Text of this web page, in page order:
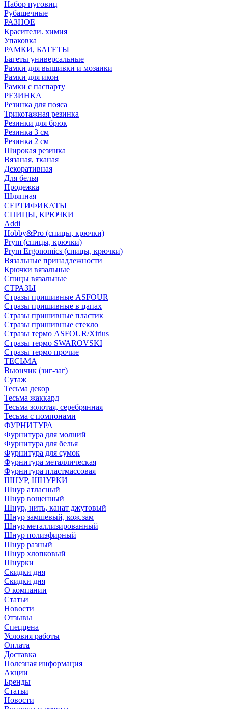
Набор пуговиц
Рубашечные
РАЗНОЕ
Красители. химия
Упаковка
РАМКИ, БАГЕТЫ
Багеты универсальные
Рамки для вышивки и мозаики
Рамки для икон
Рамки с паспарту
РЕЗИНКА
Резинка для пояса
Трикотажная резинка
Резинки для брюк
Резинка 3 см
Резинка 2 см
Широкая резинка
Вязаная, тканая
Декоративная
Для белья
Продежка
Шляпная
СЕРТИФИКАТЫ
СПИЦЫ, КРЮЧКИ
Addi
Hobby&Pro (спицы, крючки)
Prym (спицы, крючки)
Prym Ergonomics (спицы, крючки)
Вязальные принадлежности
Крючки вязальные
Спицы вязальные
СТРАЗЫ
Стразы пришивные ASFOUR
Стразы пришивные в цапах
Стразы пришивные пластик
Стразы пришивные стекло
Стразы термо ASFOUR/Xirius
Стразы термо SWAROVSKI
Стразы термо прочие
ТЕСЬМА
Вьюнчик (зиг-заг)
Сутаж
Тесьма декор
Тесьма жаккард
Тесьма золотая, серебрянная
Тесьма с помпонами
ФУРНИТУРА
Фурнитура для молний
Фурнитура для белья
Фурнитура для сумок
Фурнитура металлическая
Фурнитура пластмассовая
ШНУР, ШНУРКИ
Шнур атласный
Шнур вощенный
Шнур, нить, канат джутовый
Шнур замшевый, кож.зам
Шнур металлизированный
Шнур полиэфирный
Шнур разный
Шнур хлопковый
Шнурки
Скидки дня
Скидки дня
О компании
Статьи
Новости
Отзывы
Спеццена
Условия работы
Оплата
Доставка
Полезная информация
Акции
Бренды
Статьи
Новости